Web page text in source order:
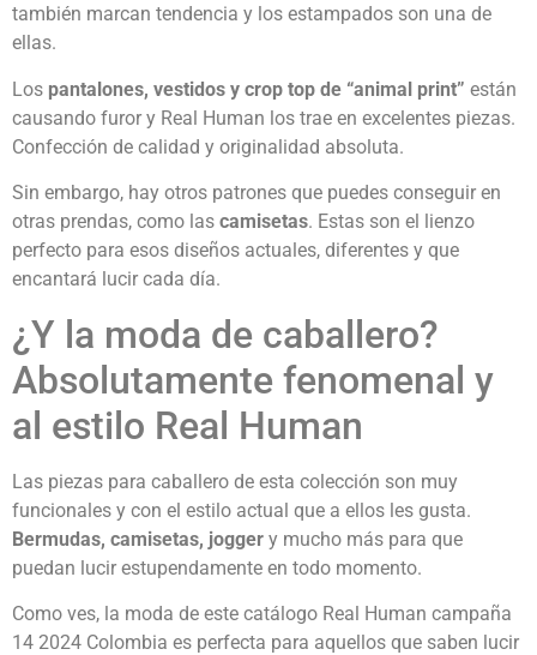
también marcan tendencia y los estampados son una de
ellas.
Los pantalones, vestidos y crop top de “animal print” están
causando furor y Real Human los trae en excelentes piezas.
Confección de calidad y originalidad absoluta.
Sin embargo, hay otros patrones que puedes conseguir en
otras prendas, como las camisetas. Estas son el lienzo
perfecto para esos diseños actuales, diferentes y que
encantará lucir cada día.
¿Y la moda de caballero?
Absolutamente fenomenal y
al estilo Real Human
Las piezas para caballero de esta colección son muy
funcionales y con el estilo actual que a ellos les gusta.
Bermudas, camisetas, jogger y mucho más para que
puedan lucir estupendamente en todo momento.
Como ves, la moda de este catálogo Real Human campaña
14 2024 Colombia es perfecta para aquellos que saben lucir